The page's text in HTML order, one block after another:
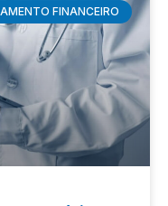
FINANCEIRO